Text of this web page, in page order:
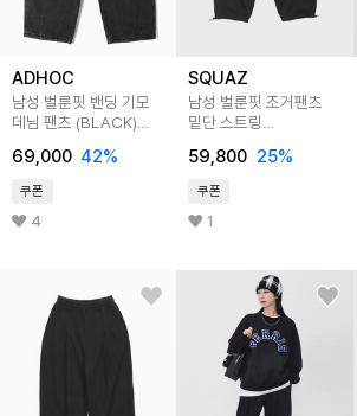
ADHOC
남성 벌룬핏 밴딩 기모
데님 팬츠 (BLACK)
69,000 42%
쿠폰
4
SQUAZ
남성 벌룬핏 조거팬츠
밑단 스트링
SCONP002
59,800 25%
쿠폰
1